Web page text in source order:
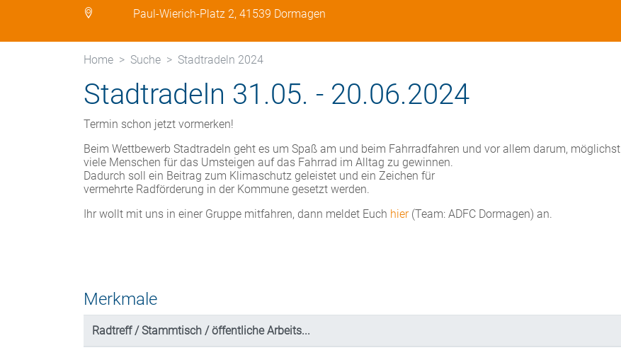
Paul-Wierich-Platz 2, 41539 Dormagen
Home Suche Stadtradeln 2024
Stadtradeln 31.05. - 20.06.2024
Termin schon jetzt vormerken!
Beim Wettbewerb Stadtradeln geht es um Spaß am und beim Fahrradfahren und vor allem darum, möglichst
viele Menschen für das Umsteigen auf das Fahrrad im Alltag zu gewinnen.
Dadurch soll ein Beitrag zum Klimaschutz geleistet und ein Zeichen für
vermehrte Radförderung in der Kommune gesetzt werden.
Ihr wollt mit uns in einer Gruppe mitfahren, dann meldet Euch hier(Team: ADFC Dormagen) an.
Merkmale
Radtreff / Stammtisch / öffentliche Arbeits...